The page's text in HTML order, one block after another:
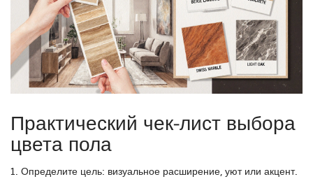
Практический чек‑лист выбора
цвета пола
Определите цель: визуальное расширение, уют или акцент.